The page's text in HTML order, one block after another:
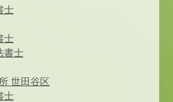
士
士
書士
世田谷区
士